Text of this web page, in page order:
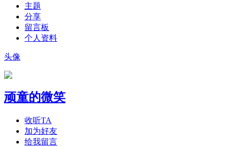
主题
分享
留言板
个人资料
头像
顽童的微笑
收听TA
加为好友
给我留言